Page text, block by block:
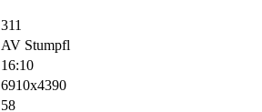
311
AV Stumpfl
16:10
6910x4390
58